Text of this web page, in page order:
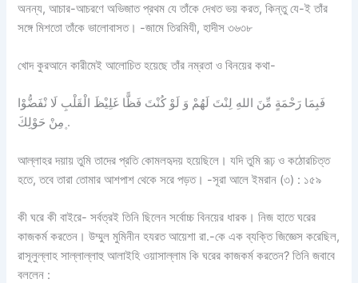
অনন্য, আচার-আচরণে অভিজাত প্রথম যে তাঁকে দেখত ভয় করত, কিন্তু যে-ই তাঁর
সঙ্গে মিশতো তাঁকে ভালোবাসত। -জামে তিরমিযী, হাদীস ৩৬৩৮
খোদ কুরআনে কারীমেই আলোচিত হয়েছে তাঁর নম্রতা ও বিনয়ের কথা-
فَبِمَا رَحْمَةٍ مِّنَ اللهِ لِنْتَ لَهُمْ وَ لَوْ كُنْتَ فَظًّا غَلِیْظَ الْقَلْبِ لَا نْفَضُّوْا
مِنْ حَوْلِكَ ۪.
আল্লাহর দয়ায় তুমি তাদের প্রতি কোমলহৃদয় হয়েছিলে। যদি তুমি রূঢ় ও কঠোরচিত্ত
হতে, তবে তারা তোমার আশপাশ থেকে সরে পড়ত। -সূরা আলে ইমরান (৩) : ১৫৯
কী ঘরে কী বাইরে- সর্বত্রই তিনি ছিলেন সর্বোচ্চ বিনয়ের ধারক। নিজ হাতে ঘরের
কাজকর্ম করতেন। উম্মুল মুমিনীন হযরত আয়েশা রা.-কে এক ব্যক্তি জিজ্ঞেস করেছিল,
রাসূলুল্লাহ সাল্লাল্লাহু আলাইহি ওয়াসাল্লাম কি ঘরের কাজকর্ম করতেন? তিনি জবাবে
বললেন :